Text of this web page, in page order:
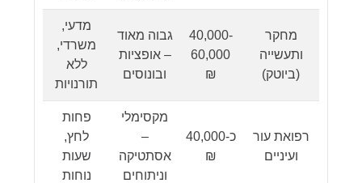
מחקר
ותעשייה
(ביוטק)
40,000-
60,000
₪
גבוה מאוד
– אופציות
ובונוסים
מדעי,
משרדי,
ללא
תורנויות
רפואת עור
ועיניים
כ-40,000
₪
מקסימלי
–
אסתטיקה
וניתוחים
פחות
לחץ,
שעות
נוחות